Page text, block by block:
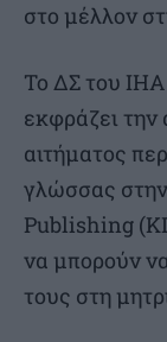
στο μέλλον
Το ΔΣ του
εκφράζει την
αιτήματος
γλώσσας
Publishing
να μπορούν
τους στη